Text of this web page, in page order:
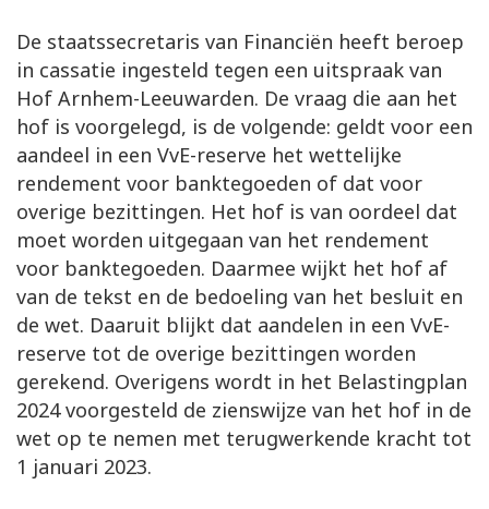
De staatssecretaris van Financiën heeft beroep
in cassatie ingesteld tegen een uitspraak van
Hof Arnhem-Leeuwarden. De vraag die aan het
hof is voorgelegd, is de volgende: geldt voor een
aandeel in een VvE-reserve het wettelijke
rendement voor banktegoeden of dat voor
overige bezittingen. Het hof is van oordeel dat
moet worden uitgegaan van het rendement
voor banktegoeden. Daarmee wijkt het hof af
van de tekst en de bedoeling van het besluit en
de wet. Daaruit blijkt dat aandelen in een VvE-
reserve tot de overige bezittingen worden
gerekend. Overigens wordt in het Belastingplan
2024 voorgesteld de zienswijze van het hof in de
wet op te nemen met terugwerkende kracht tot
1 januari 2023.